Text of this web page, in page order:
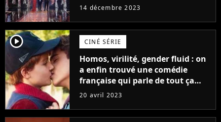
14 décembre 2023
player2 CINÉ SÉRIE
Homos, virilité, gender fluid : on
a enfin trouvé une comédie
française qui parle de tout ça
sans être super ringarde
20 avril 2023